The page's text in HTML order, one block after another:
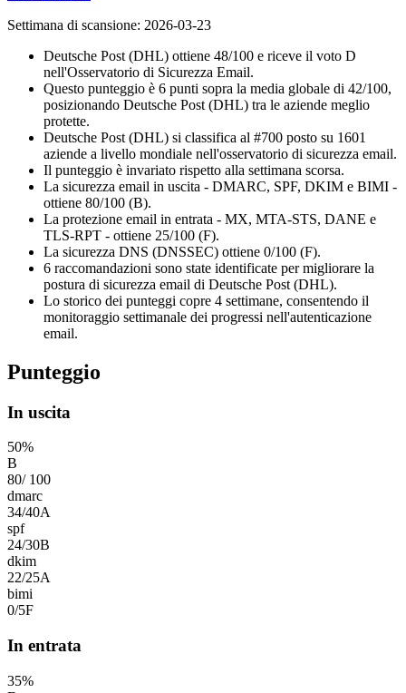
Settimana di scansione: 2026-03-23
Deutsche Post (DHL) ottiene 48/100 e riceve il voto D
nell'Osservatorio di Sicurezza Email.
Questo punteggio è 6 punti sopra la media globale di 42/100,
posizionando Deutsche Post (DHL) tra le aziende meglio
protette.
Deutsche Post (DHL) si classifica al #700 posto su 1601
aziende a livello mondiale nell'osservatorio di sicurezza email.
Il punteggio è invariato rispetto alla settimana scorsa.
La sicurezza email in uscita - DMARC, SPF, DKIM e BIMI -
ottiene 80/100 (B).
La protezione email in entrata - MX, MTA-STS, DANE e
TLS-RPT - ottiene 25/100 (F).
La sicurezza DNS (DNSSEC) ottiene 0/100 (F).
6 raccomandazioni sono state identificate per migliorare la
postura di sicurezza email di Deutsche Post (DHL).
Lo storico dei punteggi copre 4 settimane, consentendo il
monitoraggio settimanale dei progressi nell'autenticazione
email.
Punteggio
In uscita
50%
B
80/ 100
dmarc
34/40A
spf
24/30B
dkim
22/25A
bimi
0/5F
In entrata
35%